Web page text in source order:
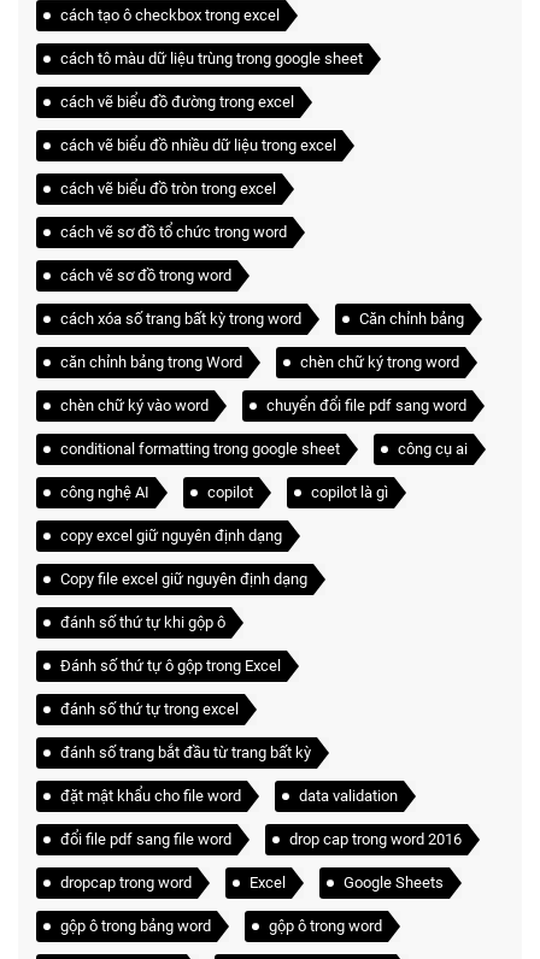
cách tạo ô checkbox trong excel
cách tô màu dữ liệu trùng trong google sheet
cách vẽ biểu đồ đường trong excel
cách vẽ biểu đồ nhiều dữ liệu trong excel
cách vẽ biểu đồ tròn trong excel
cách vẽ sơ đồ tổ chức trong word
cách vẽ sơ đồ trong word
cách xóa số trang bất kỳ trong word Căn chỉnh bảng
căn chỉnh bảng trong Word chèn chữ ký trong word
chèn chữ ký vào word chuyển đổi file pdf sang word
conditional formatting trong google sheet công cụ ai
công nghệ AI copilot copilot là gì
copy excel giữ nguyên định dạng
Copy file excel giữ nguyên định dạng
đánh số thứ tự khi gộp ô
Đánh số thứ tự ô gộp trong Excel
đánh số thứ tự trong excel
đánh số trang bắt đầu từ trang bất kỳ
đặt mật khẩu cho file word data validation
đổi file pdf sang file word drop cap trong word 2016
dropcap trong word Excel Google Sheets
gộp ô trong bảng word gộp ô trong word